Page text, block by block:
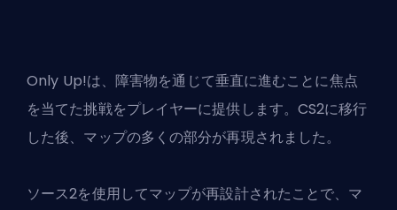
Only Up!は、障害物を通じて垂直に進むことに焦点
を当てた挑戦をプレイヤーに提供します。CS2に移行
した後、マップの多くの部分が再現されました。
ソース2を使用してマップが再設計されたことで、マ